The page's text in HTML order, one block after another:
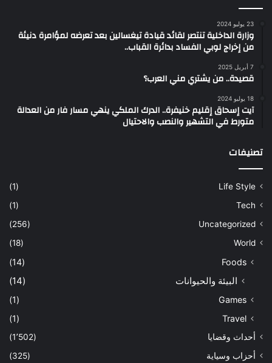
23 يوليو 2024
وزارة الداخلية تنتصر لقائد قيادة تيغسالين بعد تعرضه لمؤامرة دنيئة
من إخراج لوبي الفساد بدائرة القباب..
7 أبريل 2025
قصيدة.. من يشتري مني العرب؟
18 يوليو 2024
آيت إسحاق إقليم خنيفرة.. الدرك الملكي ينهي مسار فار من العدالة
متورط في التشهير والنصب والاحتيال
تصنيفات
Life Style
(1)
Tech
(1)
Uncategorized
(256)
World
(18)
Foods
(14)
البيئة والحيوانات (14)
Games
(1)
Travel
(1)
أحداث وقضايا
(1٬502)
أحزاب وسياية
(325)